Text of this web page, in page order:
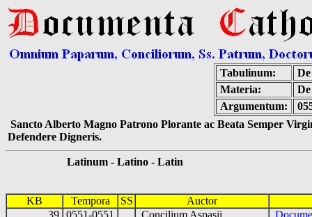
Tabulinum:
Materia:
Argumentum:
Sancto Alberto Magno Patrono Plorante ac Beata Semper
Defendere Digneris.
Latinum - Latino - Latin
KB Tempora SS
Auctor
39 0551-0551 Concilium Aspasii